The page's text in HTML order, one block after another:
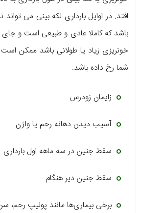
افتد. در اوایل بارداری لکه بینی می
باشد که کاملا عادی و طبیعی است و جای
خونریزی زیاد یا طولانی باشد ممکن است
شما رخ داده باشد:
زایمان زودرس
آسیب دیدن دهانه رحم یا واژن
سقط جنین در سه ماهه اول بارداری
سقط جنین دیر هنگام
برخی بیماری‌ها مانند پولیپ رحم،